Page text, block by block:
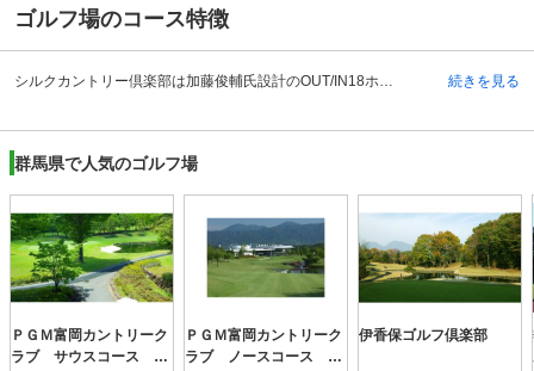
ゴルフ場のコース特徴
シルクカントリー倶楽部は加藤俊輔氏設計のOUT/IN18ホール、パー72のゴルフコースです。アベレージからアスリートまでそのレベルに合った楽しさや難しさを提供するゴルフ場として、さまざまなレベルのプレーヤーが訪れています。アベレージにとっては自己ベストを目指せるコースとして、またベテランにはさらなるレベルアップのコースとして楽しめるゴルフ場です。各ホールは変化に富んでおり、大きく打ち下ろすホールや、ドッグレッグのホールなどさまざまなシチェーションを味わうことができます。特に9番、18番のフィニッシングホールは池を配した景観が美しく最後を飾るにふさわしいホールと言えます。 続きを見る
群馬県で人気のゴルフ場
ＰＧＭ富岡カントリーク
ラブ サウスコース
ＰＧＭ富岡カントリーク
ラブ ノースコース
伊香保ゴルフ倶楽部